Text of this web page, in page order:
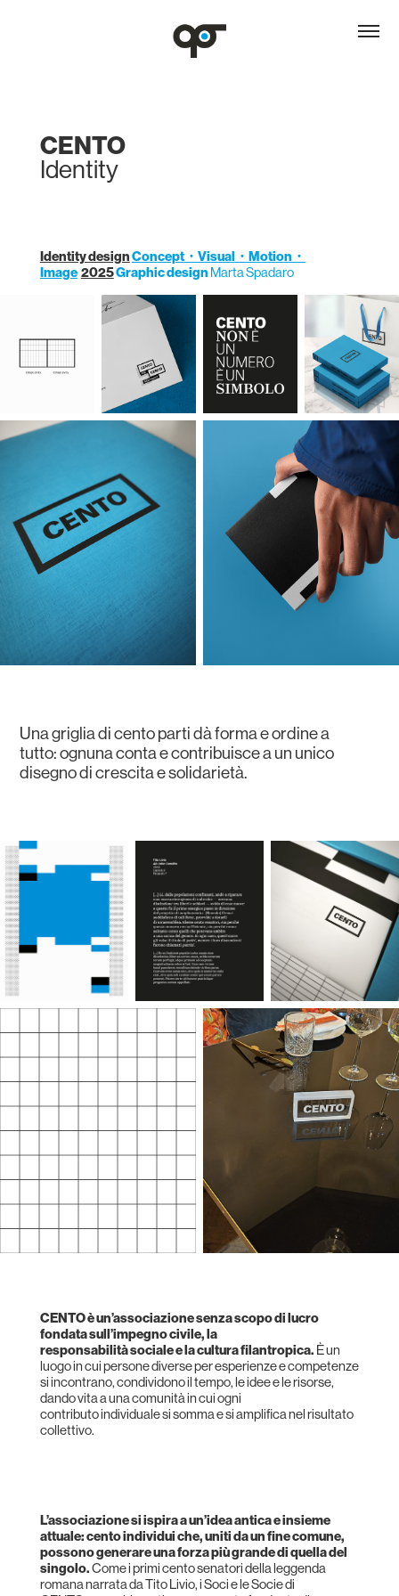
CENTO
Identity
Identity designConcept・ Visual ・Motion・
Image 2025Graphic design Marta Spadaro
Una griglia di cento parti dà forma e ordine a
tutto: ognuna conta e contribuisce a un unico
disegnodi crescita e solidarietà.
CENTO è un’associazione senza scopo di lucro
fondata sull’impegno civile, la
responsabilità socialee la cultura filantropica. È un
luogo in cui persone diverse per esperienzee competenze
si incontrano,condividono il tempo, le ideee le risorse,
dando vita a una comunità in cuiogni
contributoindividuale si somma e si amplifica nel risultato
collettivo.
L’associazione si ispira a un’idea antica e insieme
attuale: cento individui che,uniti da un fine comune,
possono generareuna forza più grande di quella del
singolo.Come i primi cento senatori della leggenda
romana narrata da Tito Livio,i Soci e le Socie di